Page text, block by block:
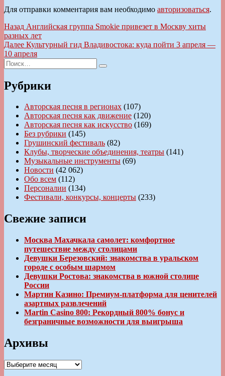
Для отправки комментария вам необходимо авторизоваться.
Навигация
по
записям
Назад Предыдущая
запись:
Английская группа Smokie привезет в Москву хиты
разных лет
Далее Следующая
запись:
Культурный гид Владивостока: куда пойти 3 апреля —
10 апреля
Искать:
Поиск
Рубрики
Авторская песня в регионах (107)
Авторская песня как движение (120)
Авторская песня как искусство (169)
Без рубрики (145)
Грушинский фестиваль (82)
Клубы, творческие объединения, театры (141)
Музыкальные инструменты (69)
Новости (42 062)
Обо всем (112)
Персоналии (134)
Фестивали, конкурсы, концерты (233)
Свежие записи
Москва Махачкала самолет: комфортное
путешествие между столицами
Девушки Березовский: знакомства в уральском
городе с особым шармом
Девушки Ростова: знакомства в южной столице
России
Мартин Казино: Премиум-платформа для ценителей
азартных развлечений
Martin Casino 800: Рекордный 800% бонус и
безграничные возможности для выигрыша
Архивы
Архивы